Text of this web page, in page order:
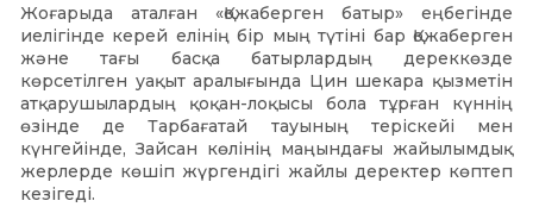
Жоғарыда аталған «Қожаберген батыр» еңбегінде
иелігінде керей елінің бір мың түтіні бар Қожаберген
және тағы басқа батырлардың дереккөзде
көрсетілген уақыт аралығында Цин шекара қызметін
атқарушылардың қоқан-лоқысы бола тұрған күннің
өзінде де Тарбағатай тауының теріскейі мен
күнгейінде, Зайсан көлінің маңындағы жайылымдық
жерлерде көшіп жүргендігі жайлы деректер көптеп
кезігеді.